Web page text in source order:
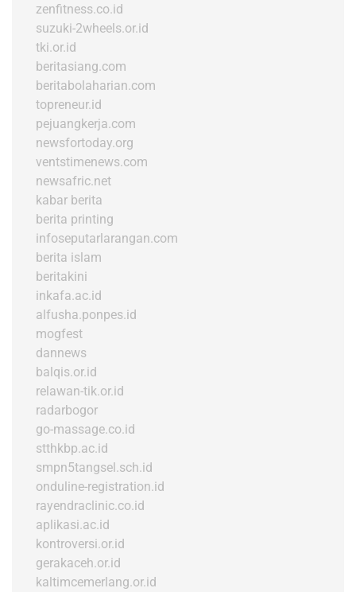
zenfitness.co.id
suzuki-2wheels.or.id
tki.or.id
beritasiang.com
beritabolaharian.com
topreneur.id
pejuangkerja.com
newsfortoday.org
ventstimenews.com
newsafric.net
kabar berita
berita printing
infoseputarlarangan.com
berita islam
beritakini
inkafa.ac.id
alfusha.ponpes.id
mogfest
dannews
balqis.or.id
relawan-tik.or.id
radarbogor
go-massage.co.id
stthkbp.ac.id
smpn5tangsel.sch.id
onduline-registration.id
rayendraclinic.co.id
aplikasi.ac.id
kontroversi.or.id
gerakaceh.or.id
kaltimcemerlang.or.id